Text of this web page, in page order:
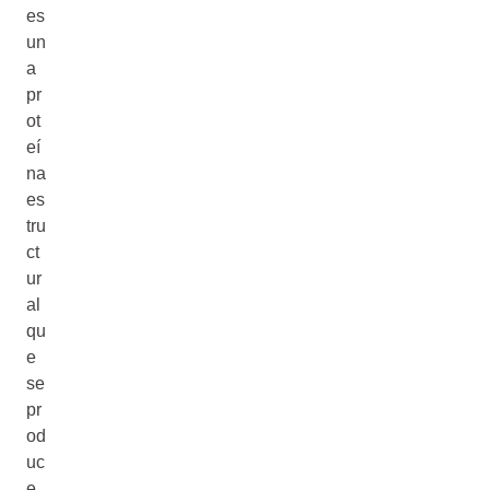
es
un
a
pr
ot
eí
na
es
tru
ct
ur
al
qu
e
se
pr
od
uc